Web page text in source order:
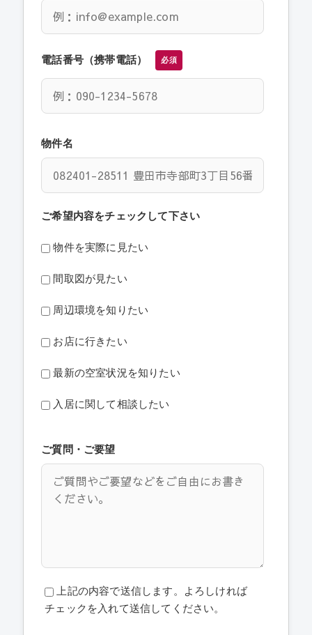
電話番号（携帯電話） 必須
物件名
ご希望内容をチェックして下さい
物件を実際に見たい
間取図が見たい
周辺環境を知りたい
お店に行きたい
最新の空室状況を知りたい
入居に関して相談したい
ご質問・ご要望
上記の内容で送信します。よろしければ
チェックを入れて送信してください。